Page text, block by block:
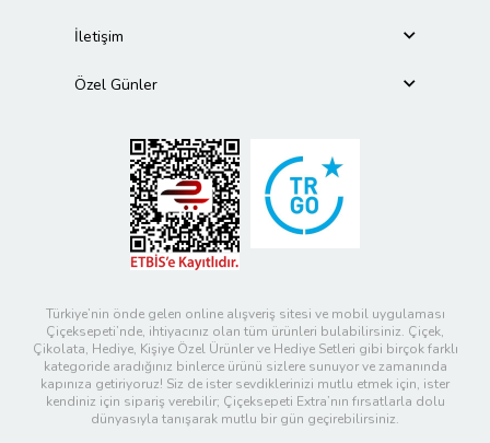
İletişim
Özel Günler
Türkiye’nin önde gelen online alışveriş sitesi ve mobil uygulaması
Çiçeksepeti’nde, ihtiyacınız olan tüm ürünleri bulabilirsiniz. Çiçek,
Çikolata, Hediye, Kişiye Özel Ürünler ve Hediye Setleri gibi birçok farklı
kategoride aradığınız binlerce ürünü sizlere sunuyor ve zamanında
kapınıza getiriyoruz! Siz de ister sevdiklerinizi mutlu etmek için, ister
kendiniz için sipariş verebilir; Çiçeksepeti Extra’nın fırsatlarla dolu
dünyasıyla tanışarak mutlu bir gün geçirebilirsiniz.